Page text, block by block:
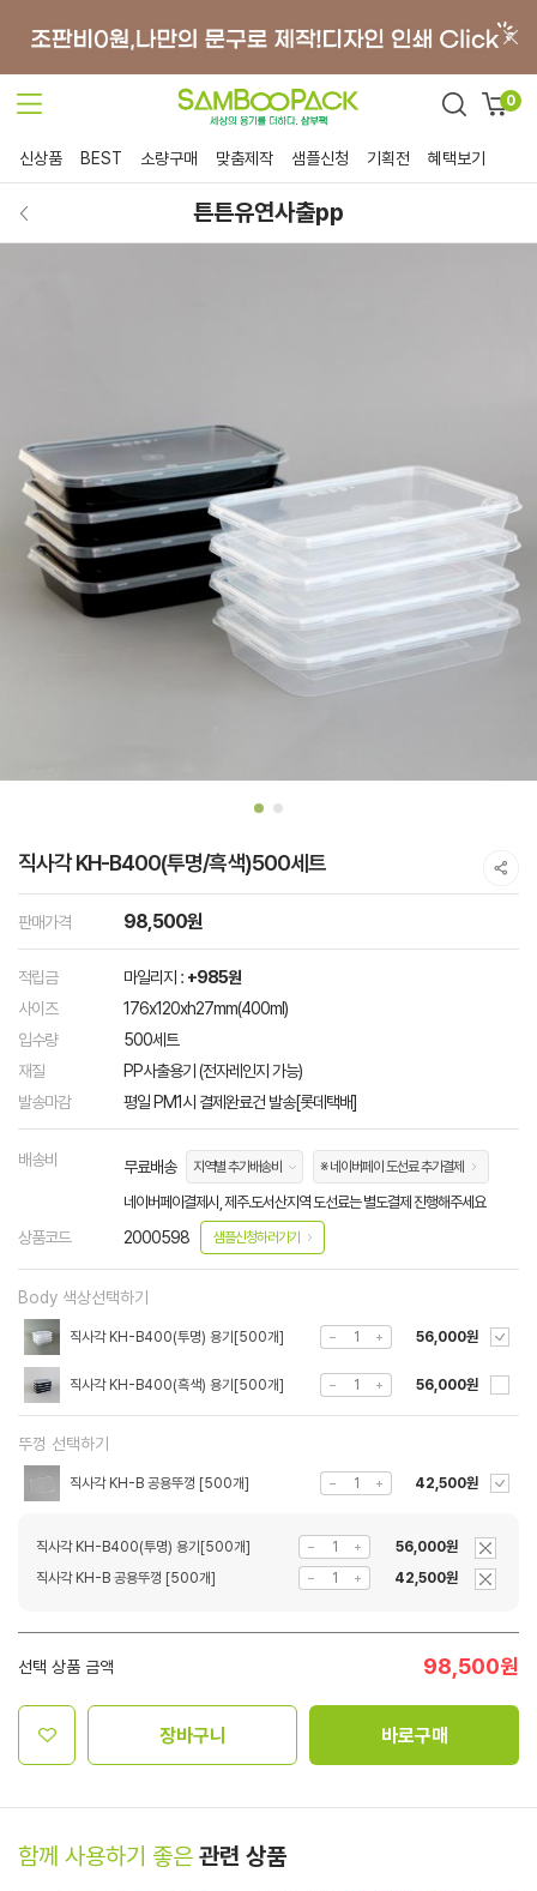
0
신상품 BEST 소량구매 맞춤제작 샘플신청 기획전 혜택보기
튼튼유연사출pp
직사각 KH-B400(투명/흑색)500세트
판매가격 98,500원
적립금 마일리지 : +985원
사이즈
176x120xh27mm(400ml)
입수량
500세트
재질
PP사출용기 (전자레인지 가능)
발송마감
평일 PM1시 결제완료건 발송[롯데택배]
배송비 무료배송 지역별 추가배송비 ※ 네이버페이 도선료 추가결제
네이버페이결제시, 제주.도서산지역 도선료는 별도결제 진행해주세요
상품코드 2000598 샘플신청하러가기
Body 색상선택하기
직사각 KH-B400(투명) 용기[500개] 56,000원
직사각 KH-B400(흑색) 용기[500개] 56,000원
뚜껑 선택하기
직사각 KH-B 공용뚜껑 [500개] 42,500원
직사각 KH-B400(투명) 용기[500개]
56,000원
직사각 KH-B 공용뚜껑 [500개]
42,500원
선택 상품 금액 98,500원
장바구니 바로구매
함께 사용하기 좋은 관련 상품